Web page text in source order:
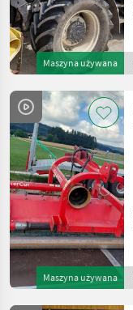
Maszyna używana
Maszyna używana